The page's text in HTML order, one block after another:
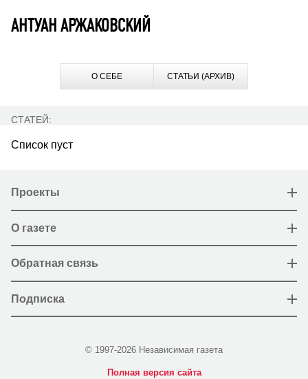
АНТУАН АРЖАКОВСКИЙ
О СЕБЕ СТАТЬИ (АРХИВ)
СТАТЕЙ:
Список пуст
Проекты
О газете
Обратная связь
Подписка
© 1997-2026 Независимая газета
Полная версия сайта